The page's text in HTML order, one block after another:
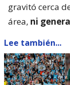
gravitó cerca
área, ni
Lee también...